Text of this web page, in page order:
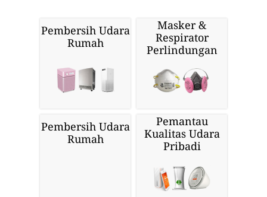
Pembersih Udara
Rumah
Masker &
Respirator
Perlindungan
Pembersih Udara
Rumah
Pemantau
Kualitas Udara
Pribadi